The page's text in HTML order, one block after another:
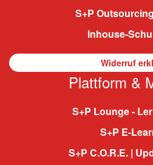
S+P
Inhouse-
Widerruf
Plattform &
S+P Lounge -
S+P E-
S+P C.O.R.E. |